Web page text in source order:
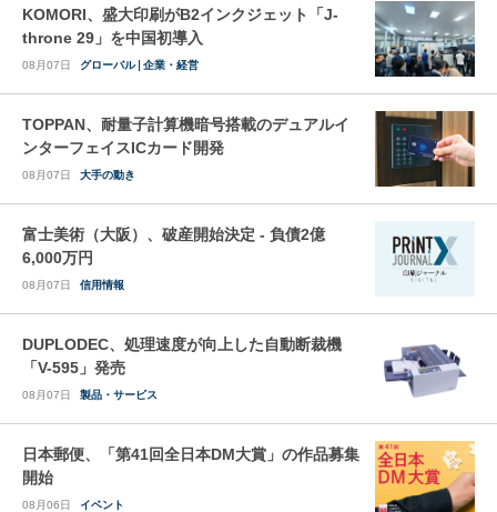
KOMORI、盛大印刷がB2インクジェット「J-
throne 29」を中国初導入
08月07日 グローバル 企業・経営
TOPPAN、耐量子計算機暗号搭載のデュアルイ
ンターフェイスICカード開発
08月07日 大手の動き
富士美術（大阪）、破産開始決定 - 負債2億
6,000万円
08月07日 信用情報
DUPLODEC、処理速度が向上した自動断裁機
「V-595」発売
08月07日 製品・サービス
日本郵便、「第41回全日本DM大賞」の作品募集
開始
08月06日 イベント